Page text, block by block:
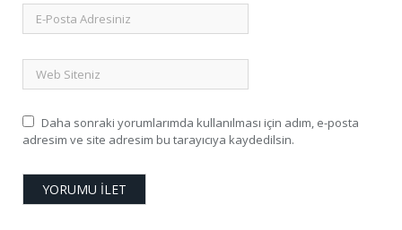
Daha sonraki yorumlarımda kullanılması için adım, e-posta
adresim ve site adresim bu tarayıcıya kaydedilsin.